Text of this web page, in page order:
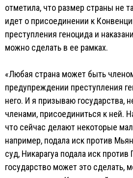
отметила, что размер страны не
идет о присоединении к
преступления геноцида и
можно сделать в ее рамках.
«Любая страна может быть
предупреждении преступления
него. И я призываю государства,
членами, присоединиться к ней.
что сейчас делают некоторые
например, подала иск против
суд, Никарагуа подала иск
государство может это сделать,